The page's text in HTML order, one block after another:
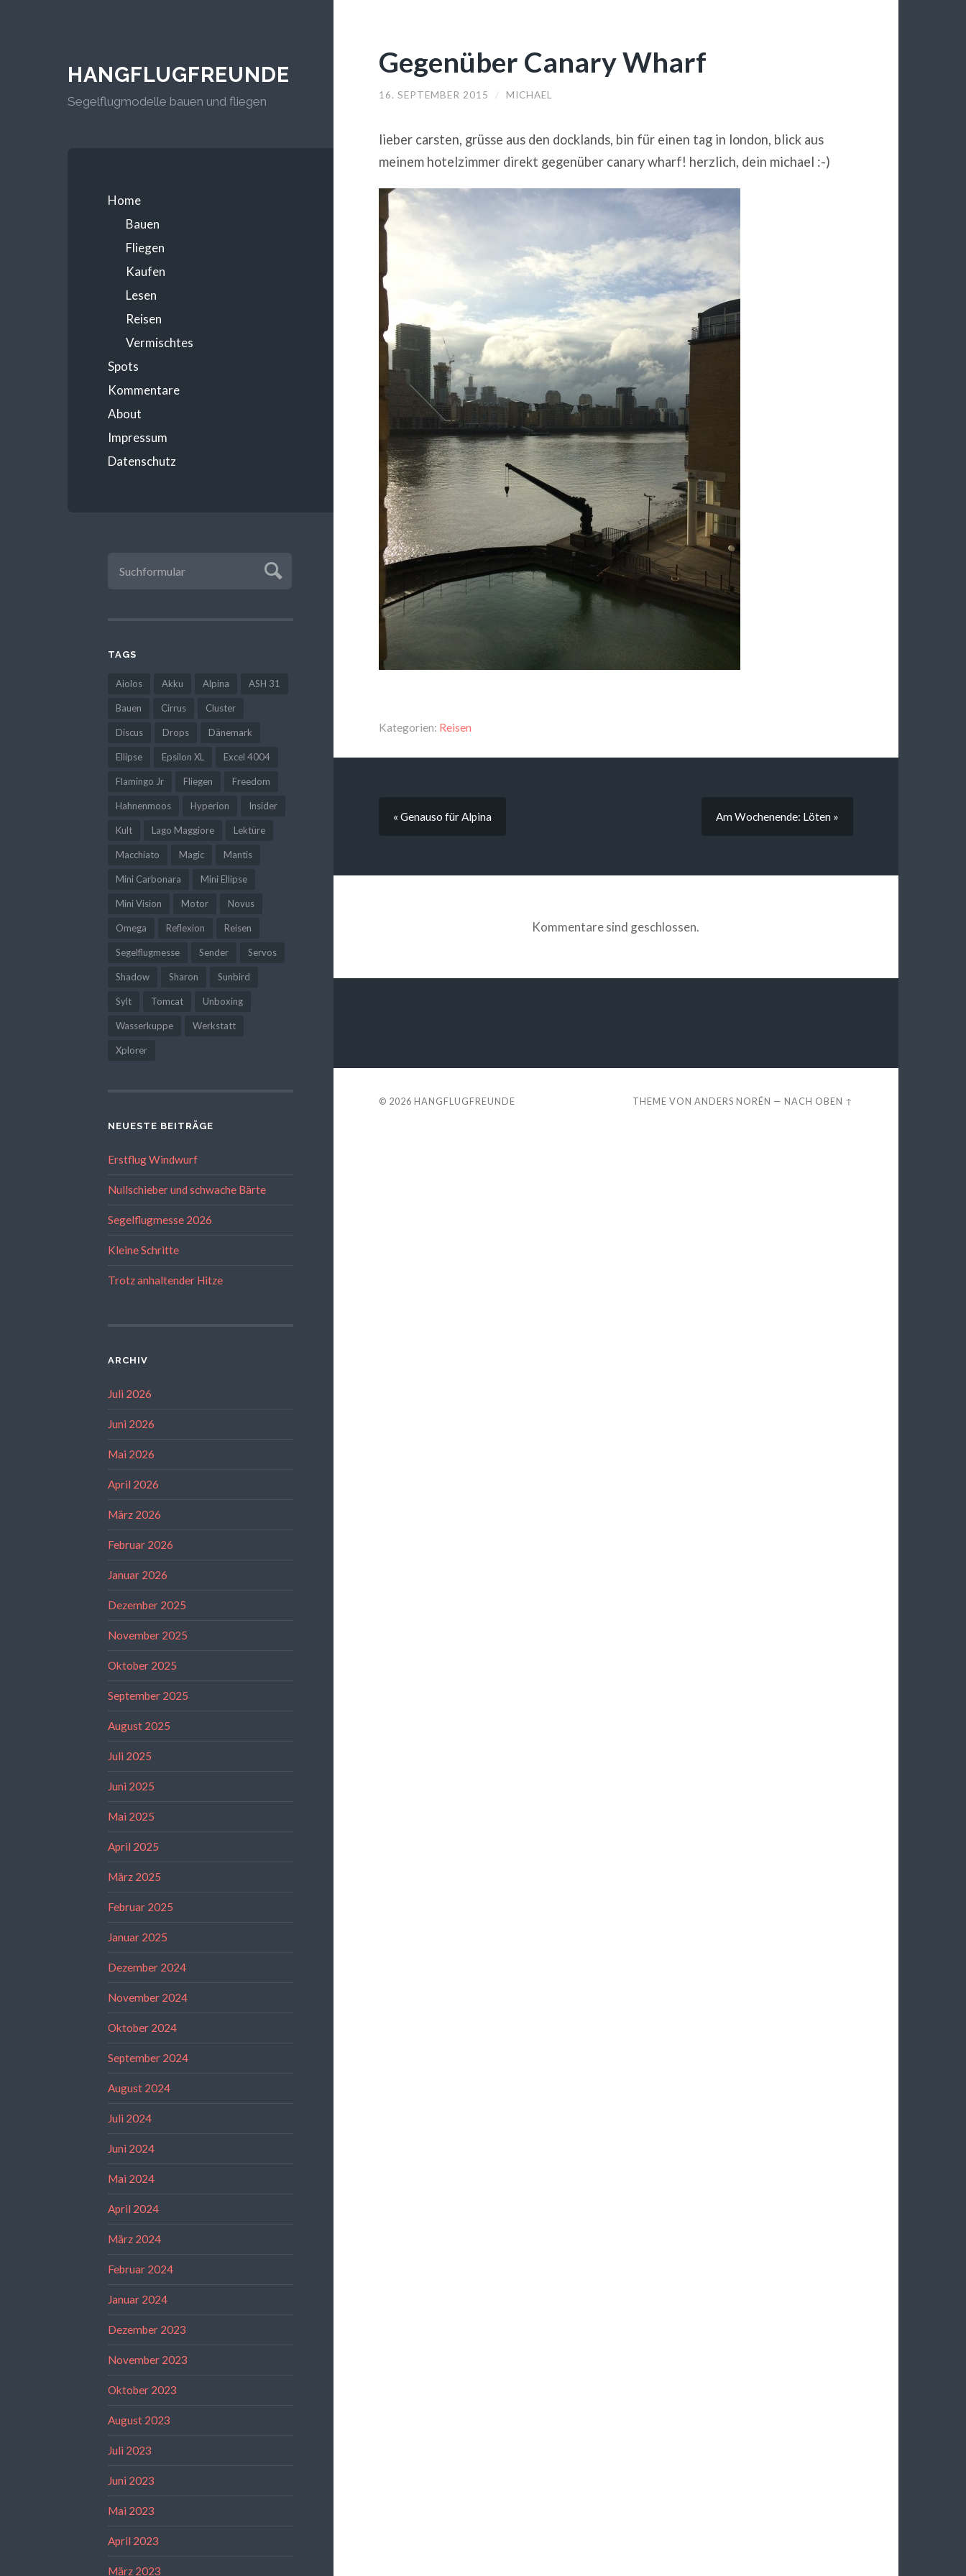
HANGFLUGFREUNDE
Segelflugmodelle bauen und fliegen
Home
Bauen
Fliegen
Kaufen
Lesen
Reisen
Vermischtes
Spots
Kommentare
About
Impressum
Datenschutz
TAGS
Aiolos Akku Alpina ASH 31
Bauen Cirrus Cluster
Discus Drops Dänemark
Ellipse Epsilon XL Excel 4004
Flamingo Jr Fliegen Freedom
Hahnenmoos Hyperion Insider
Kult Lago Maggiore Lektüre
Macchiato Magic Mantis
Mini Carbonara Mini Ellipse
Mini Vision Motor Novus
Omega Reflexion Reisen
Segelflugmesse Sender Servos
Shadow Sharon Sunbird
Sylt Tomcat Unboxing
Wasserkuppe Werkstatt
Xplorer
NEUESTE BEITRÄGE
Erstflug Windwurf
Nullschieber und schwache Bärte
Segelflugmesse 2026
Kleine Schritte
Trotz anhaltender Hitze
ARCHIV
Juli 2026
Juni 2026
Mai 2026
April 2026
März 2026
Februar 2026
Januar 2026
Dezember 2025
November 2025
Oktober 2025
September 2025
August 2025
Juli 2025
Juni 2025
Mai 2025
April 2025
März 2025
Februar 2025
Januar 2025
Dezember 2024
November 2024
Oktober 2024
September 2024
August 2024
Juli 2024
Juni 2024
Mai 2024
April 2024
März 2024
Februar 2024
Januar 2024
Dezember 2023
November 2023
Oktober 2023
August 2023
Juli 2023
Juni 2023
Mai 2023
April 2023
März 2023
Gegenüber Canary Wharf
16. SEPTEMBER 2015 / MICHAEL
lieber carsten, grüsse aus den docklands, bin für einen tag in london, blick aus
meinem hotelzimmer direkt gegenüber canary wharf! herzlich, dein michael :-)
Kategorien: Reisen
« Genauso für Alpina Am Wochenende: Löten »
Kommentare sind geschlossen.
© 2026 HANGFLUGFREUNDE THEME VONANDERS NORÉN —NACH OBEN ↑